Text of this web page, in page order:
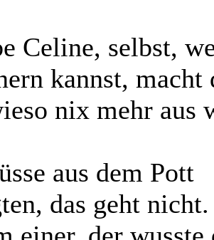
Celine, selbst,
kannst,
nix mehr aus
aus dem Pott
das geht nicht.